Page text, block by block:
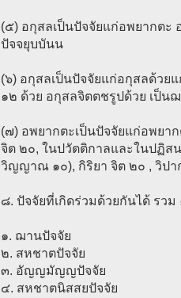
(๕) อกุสลเป็นปัจจัยแก่อพยากต
ปัจจยุบบันน
(๖) อกุสลเป็นปัจจัยแก่อกุสลด้ว
๑๒ ด้วย อกุสลจิตตชรูปด้วย เป็น
(๗) อพยากตะเป็นปัจจัยแก่อพย
จิต ๒๐, ในปวัตติกาลและในปฏิส
วิญญาณ ๑๐), กิริยา จิต ๒๐ , วิป
๘. ปัจจัยที่เกิดร่วมด้วยกันได้ รวม
๑. ฌานปัจจัย
๒. สหชาตปัจจัย
๓. อัญญมัญญปัจจัย
๔. สหชาตนิสสยปัจจัย